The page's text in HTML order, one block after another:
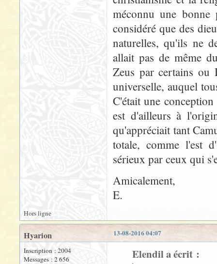
méconnu une
considéré que des
naturelles, qu'ils ne
allait pas de même
Zeus par certains ou
universelle, auquel
C'était une
est d'ailleurs à
qu'appréciait tant
totale, comme l'est
sérieux par ceux qui
Amicalement,
E.
Hors ligne
13-08-2016 04:07
Hyarion
Inscription : 2004
Messages : 2 656
Elendil a écrit :